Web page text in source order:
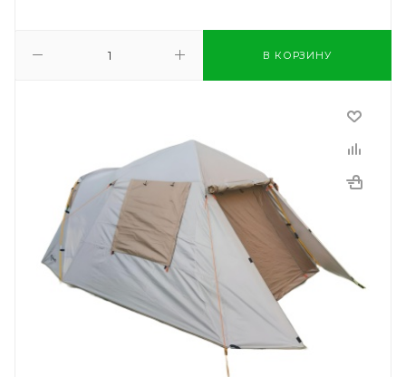
В КОРЗИНУ